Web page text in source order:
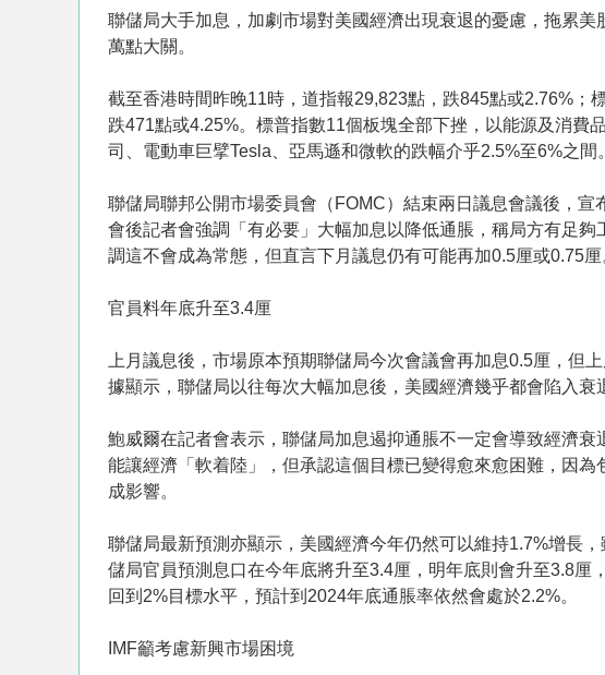
聯儲局大手加息，加劇市場對美國經濟出現衰退的憂慮，拖累
萬點大關。
截至香港時間昨晚11時，道指報29,823點，跌845點或2.76%；
跌471點或4.25%。標普指數11個板塊全部下挫，以能源及消費
司、電動車巨擘Tesla、亞馬遜和微軟的跌幅介乎2.5%至6%之間。
聯儲局聯邦公開市場委員會（FOMC）結束兩日議息會議後，
會後記者會強調「有必要」大幅加息以降低通脹，稱局方有足
調這不會成為常態，但直言下月議息仍有可能再加0.5厘或0.75厘
官員料年底升至3.4厘
上月議息後，市場原本預期聯儲局今次會議會再加息0.5厘，但
據顯示，聯儲局以往每次大幅加息後，美國經濟幾乎都會陷入衰
鮑威爾在記者會表示，聯儲局加息遏抑通脹不一定會導致經濟
能讓經濟「軟着陸」，但承認這個目標已變得愈來愈困難，因
成影響。
聯儲局最新預測亦顯示，美國經濟今年仍然可以維持1.7%增長
儲局官員預測息口在今年底將升至3.4厘，明年底則會升至3.8
回到2%目標水平，預計到2024年底通脹率依然會處於2.2%。
IMF籲考慮新興市場困境